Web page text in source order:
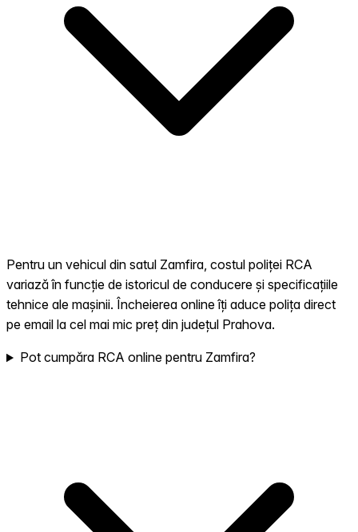
Pentru un vehicul din satul Zamfira, costul poliței RCA
variază în funcție de istoricul de conducere și specificațiile
tehnice ale mașinii. Încheierea online îți aduce polița direct
pe email la cel mai mic preț din județul Prahova.
Pot cumpăra RCA online pentru Zamfira?